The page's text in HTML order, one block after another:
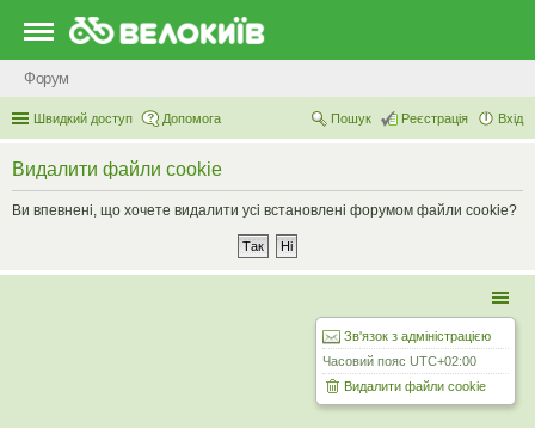
Форум
Швидкий доступ Допомога Вхід
Реєстрація
Пошук
Видалити файли cookie
Ви впевнені, що хочете видалити усі встановлені форумом файли cookie?
Зв'язок з адміністрацією
Часовий пояс UTC+02:00
Видалити файли cookie